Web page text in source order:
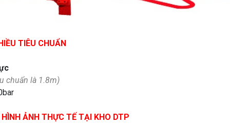
TIÊU CHUẨN
chuẩn là 1.8m)
ẢNH THỰC TẾ TẠI KHO DTP